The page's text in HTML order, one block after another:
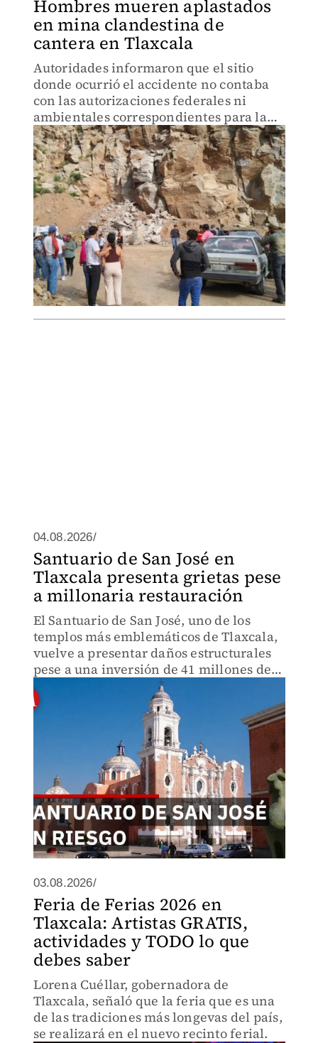
Hombres mueren aplastados
en mina clandestina de
cantera en Tlaxcala
Autoridades informaron que el sitio
donde ocurrió el accidente no contaba
con las autorizaciones federales ni
ambientales correspondientes para la
extracción y explotación de material
pétreo.
04.08.2026/
Santuario de San José en
Tlaxcala presenta grietas pese
a millonaria restauración
El Santuario de San José, uno de los
templos más emblemáticos de Tlaxcala,
vuelve a presentar daños estructurales
pese a una inversión de 41 millones de
pesos destinada a su restauración tras
los sismos de 2017.
03.08.2026/
Feria de Ferias 2026 en
Tlaxcala: Artistas GRATIS,
actividades y TODO lo que
debes saber
Lorena Cuéllar, gobernadora de
Tlaxcala, señaló que la feria que es una
de las tradiciones más longevas del país,
se realizará en el nuevo recinto ferial.